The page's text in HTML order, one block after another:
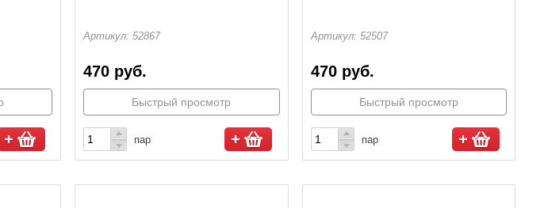
Артикул: 52867
470 руб.
Быстрый просмотр
пар
Артикул: 52507
470 руб.
Быстрый просмотр
пар